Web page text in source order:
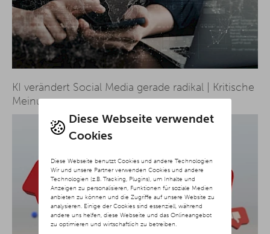
Diese Webseite verwendet
Cookies
Diese Webseite benutzt Cookies und andere Technologien
Wir und unsere Partner verwenden Cookies und andere
Technologien (z.B. Tracking, Plugins), um Inhalte und
Anzeigen zu personalisieren, Funktionen für soziale Medien
anbieten zu können und die Zugriffe auf unsere Website zu
analysieren. Einige der Cookies sind essenziell, während
andere uns helfen, diese Webseite und das Onlineangebot
zu optimieren und wirtschaftlich zu betreiben.
KI verändert Social Media gerade radikal | Kritische
Meinung